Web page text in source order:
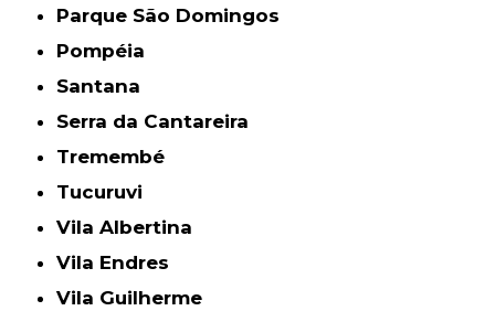
Parque São Domingos
Pompéia
Santana
Serra da Cantareira
Tremembé
Tucuruvi
Vila Albertina
Vila Endres
Vila Guilherme